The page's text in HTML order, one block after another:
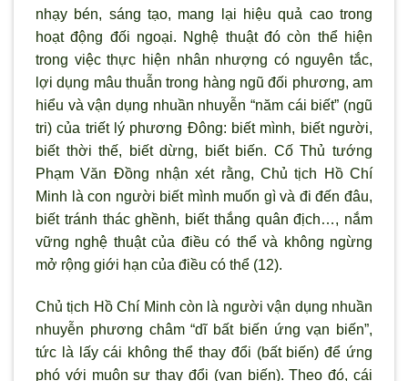
nhạy bén, sáng tạo, mang lại hiệu quả cao trong
hoạt động đối ngoại. Nghệ thuật đó còn thể hiện
trong việc thực hiện nhân nhượng có nguyên tắc,
lợi dụng mâu thuẫn trong hàng ngũ đối phương, am
hiểu và vận dụng nhuần nhuyễn “năm cái biết” (ngũ
tri) của triết l ý phương Đông: biết mình, biết người,
biết thời thế, biết dừng, biết biến. Cố Thủ tướng
Phạm Văn Đồng nhận xét rằng, Chủ tịch Hồ Chí
Minh là con người biết mình muốn gì và đi đến đâu,
biết tránh thác ghềnh, biết thắng quân địch…, nắm
vững nghệ thuật của điều có thể và không ngừng
mở rộng giới hạn của điều có thể (12).
Chủ tịch Hồ Chí Minh còn là người vận dụng nhuần
nhuyễn phương châm “dĩ bất biến ứng vạn biến”,
tức là lấy cái không thể thay đổi (bất biến) để ứng
phó với muôn sự thay đổi (vạn biến). Theo đó, cái